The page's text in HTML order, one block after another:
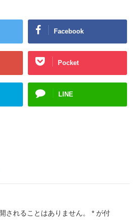
Facebook
Pocket
LINE
されることはありません。 * が付